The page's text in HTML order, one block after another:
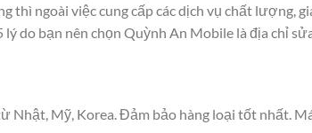
ngoài việc cung cấp các dịch vụ chất lượng,
do bạn nên chọn Quỳnh An Mobile là địa chỉ
Mỹ, Korea. Đảm bảo hàng loại tốt nhất.